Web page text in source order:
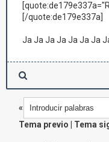
[/quote:de179e337a]
Ja Ja Ja Ja Ja Ja Ja
«
Tema previo
Tema